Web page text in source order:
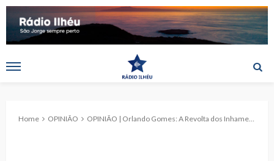
Home OPINIÃO OPINIÃO | Orlando Gomes: A Revolta dos Inhames, 07 de Março de 2025 (c/ áudio)